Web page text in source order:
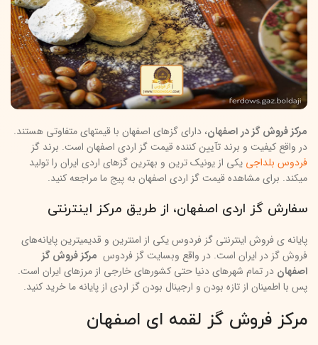
مرکز فروش گز در اصفهان، دارای گزهای اصفهان با قیمتهای متفاوتی هستند.
در واقع کیفیت و برند تآیین کننده قیمت گز اردی اصفهان است. برند گز
فردوس بلداجی یکی از یونیک ترین و بهترین گزهای اردی ایران را تولید
میکند. برای مشاهده قیمت گز اردی اصفهان به پیج ما مراجعه کنید.
سفارش گز اردی اصفهان، از طریق مرکز اینترنتی
پایانه ی فروش اینترنتی گز فردوس یکی از امنترین و قدیمیترین پایانه‌های
فروش گز در ایران است. در واقع وبسایت گز فردوس مرکز فروش گز
اصفهان در تمام شهرهای دنیا حتی کشورهای خارجی از مرزهای ایران است.
پس با اطمینان از تازه بودن و ارجینال بودن گز اردی از پایانه ما خرید کنید.
مرکز فروش گز لقمه ای اصفهان